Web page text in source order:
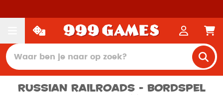
Russian Railroads - Bordspel